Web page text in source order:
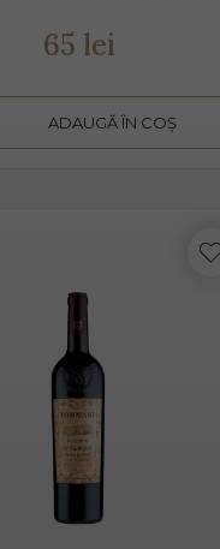
pe care îl poate oferi
65 lei
ADAUGĂ ÎN COȘ